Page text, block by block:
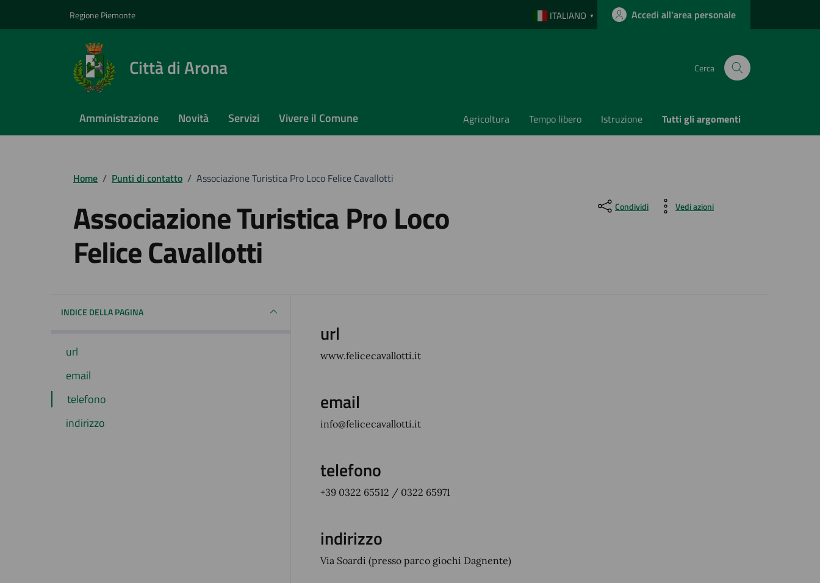
Regione Piemonte ITALIANO ▼ Accedi all'area personale
Città di Arona Cerca
Amministrazione Novità Servizi Vivere il Comune Agricoltura Tempo libero Istruzione Tutti gli argomenti
Home / Punti di contatto / Associazione Turistica Pro Loco Felice Cavallotti
Associazione Turistica Pro Loco
Felice Cavallotti
Condividi Vedi azioni
INDICE DELLA PAGINA
url
email
telefono
indirizzo
url
www.felicecavallotti.it
email
info@felicecavallotti.it
telefono
+39 0322 65512 / 0322 65971
indirizzo
Via Soardi (presso parco giochi Dagnente)